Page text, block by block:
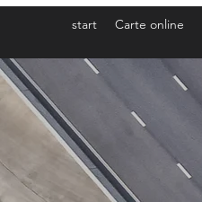
start Carte online